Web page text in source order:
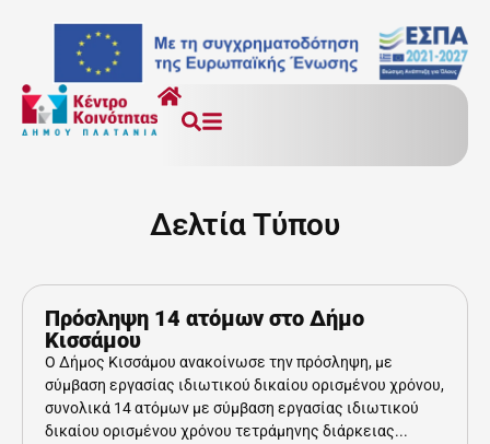
Δελτία Τύπου
Πρόσληψη 14 ατόμων στο Δήμο
Κισσάμου
Ο Δήμος Κισσάμου ανακοίνωσε την πρόσληψη, με
σύμβαση εργασίας ιδιωτικού δικαίου ορισμένου χρόνου,
συνολικά 14 ατόμων με σύμβαση εργασίας ιδιωτικού
δικαίου ορισμένου χρόνου τετράμηνης διάρκειας...